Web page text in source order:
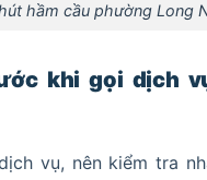
hầm cầu phường Long
khi gọi dịch
vụ, nên kiểm tra